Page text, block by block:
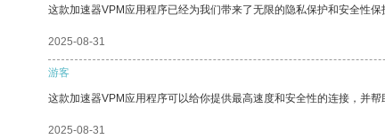
这款加速器VPM应用程序已经为我们带来了无限的隐私保护和安全性保
2025-08-31
游客
这款加速器VPM应用程序可以给你提供最高速度和安全性的连接，并帮
2025-08-31